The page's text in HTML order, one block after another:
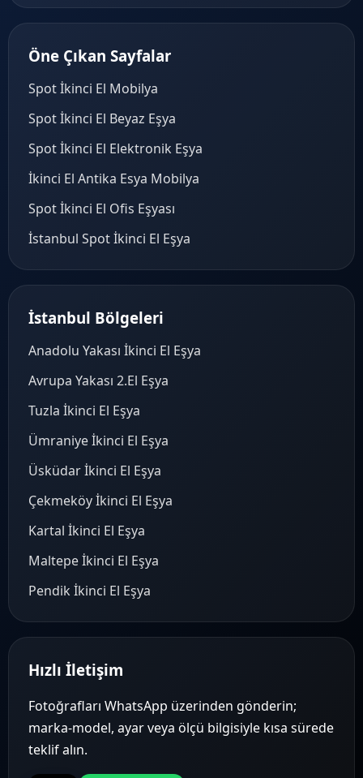
Öne Çıkan Sayfalar
Spot İkinci El Mobilya
Spot İkinci El Beyaz Eşya
Spot İkinci El Elektronik Eşya
İkinci El Antika Esya Mobilya
Spot İkinci El Ofis Eşyası
İstanbul Spot İkinci El Eşya
İstanbul Bölgeleri
Anadolu Yakası İkinci El Eşya
Avrupa Yakası 2.El Eşya
Tuzla İkinci El Eşya
Ümraniye İkinci El Eşya
Üsküdar İkinci El Eşya
Çekmeköy İkinci El Eşya
Kartal İkinci El Eşya
Maltepe İkinci El Eşya
Pendik İkinci El Eşya
Hızlı İletişim
Fotoğrafları WhatsApp üzerinden gönderin;
marka-model, ayar veya ölçü bilgisiyle kısa sürede
teklif alın.